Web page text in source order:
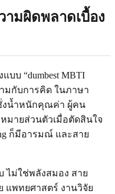
ามผิดพลาดเบื้อง
บ “dumbest MBTI
ามกับการคิด ในภาษา
งน้ำหนักคุณค่า ผู้คน
มายส่วนตัวเมื่อตัดสินใจ
ก็มีอารมณ์ และสาย
ไม่ใช่พลังสมอง สาย
แพทยศาสตร์ งานวิจัย